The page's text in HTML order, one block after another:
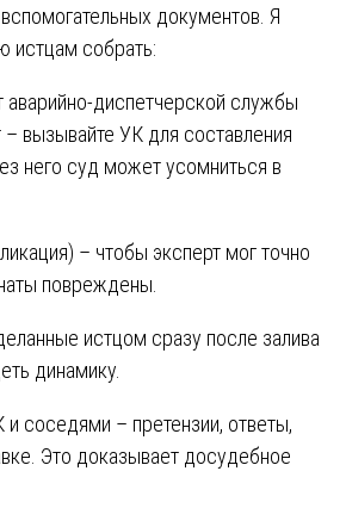
документов. Я
истцам собрать:
аварийно-диспетчерской службы
вызывайте УК для составления
него суд может усомниться в
– чтобы эксперт мог точно
повреждены.
истцом сразу после залива
динамику.
и соседями – претензии, ответы,
Это доказывает досудебное